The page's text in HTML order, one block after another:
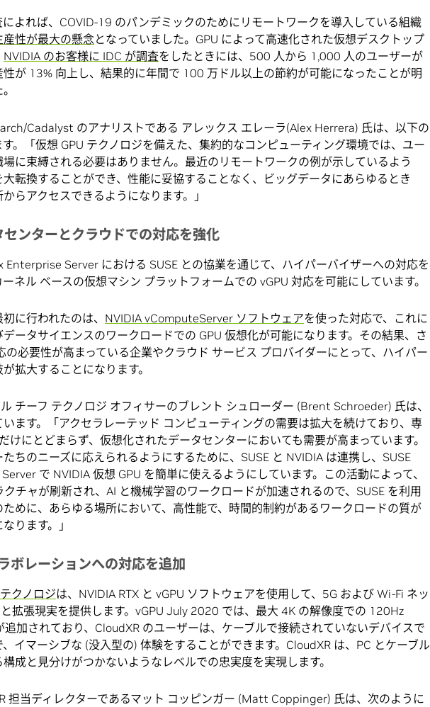
よれば、COVID-19 のパンデミックのためにリモートワークを導入している組織
性が最大の懸念 となっていました。GPU によって高速化された仮想デスクトップ
NVIDIA のお客様に IDC が調査をしたときには、500 人から 1,000 人のユーザーが
性が 13% 向上し、結果的に年間で 100 万ドル以上の節約が可能になったことが明
Cadalyst のアナリストである アレックス エレーラ(Alex Herrera) 氏は、以下の
。「仮想 GPU テクノロジを備えた、集約的なコンピューティング環境では、ユー
に束縛される必要はありません。最近のリモートワークの例が示しているよう
転換することができ、性能に妥協することなく、ビッグデータにあらゆるとき
らアクセスできるようになります。」
センターとクラウドでの対応を強化
Enterprise Server における SUSE との協業を通じて、ハイパーバイザーへの対応を
ネル ベースの仮想マシン プラットフォームでの vGPU 対応を可能にしています。
に行われたのは、 NVIDIA vComputeServer ソフトウェアを使った対応で、これに
データサイエンスのワークロードでの GPU 仮想化が可能になります。その結果、さ
の必要性が高まっている企業やクラウド サービス プロバイダーにとって、ハイパー
拡大することになります。
チーフ テクノロジ オフィサーのブレント シュローダー (Brent Schroeder) 氏は、
ます。「アクセラレーテッド コンピューティングの需要は拡大を続けており、専
けにとどまらず、仮想化されたデータセンターにおいても需要が高まっています。
ちのニーズに応えられるようにするために、SUSE と NVIDIA は連携し、SUSE
で NVIDIA 仮想 GPU を簡単に使えるようにしています。この活動によって、
クチャが刷新され、AI と機械学習のワークロードが加速されるので、SUSE を利用
ために、あらゆる場所において、高性能で、時間的制約があるワークロードの質が
ります。」
ボレーションへの対応を追加
クノロジは、NVIDIA RTX と vGPU ソフトウェアを使用して、5G および Wi-Fi ネッ
と拡張現実を提供します。vGPU July 2020 では、最大 4K の解像度での 120Hz
追加されており、CloudXR のユーザーは、ケーブルで接続されていないデバイスで
イマーシブな (没入型の) 体験をすることができます。CloudXR は、PC とケーブル
成と見分けがつかないようなレベルでの忠実度を実現します。
担当ディレクターであるマット コッピンガー (Matt Coppinger) 氏は、次のように